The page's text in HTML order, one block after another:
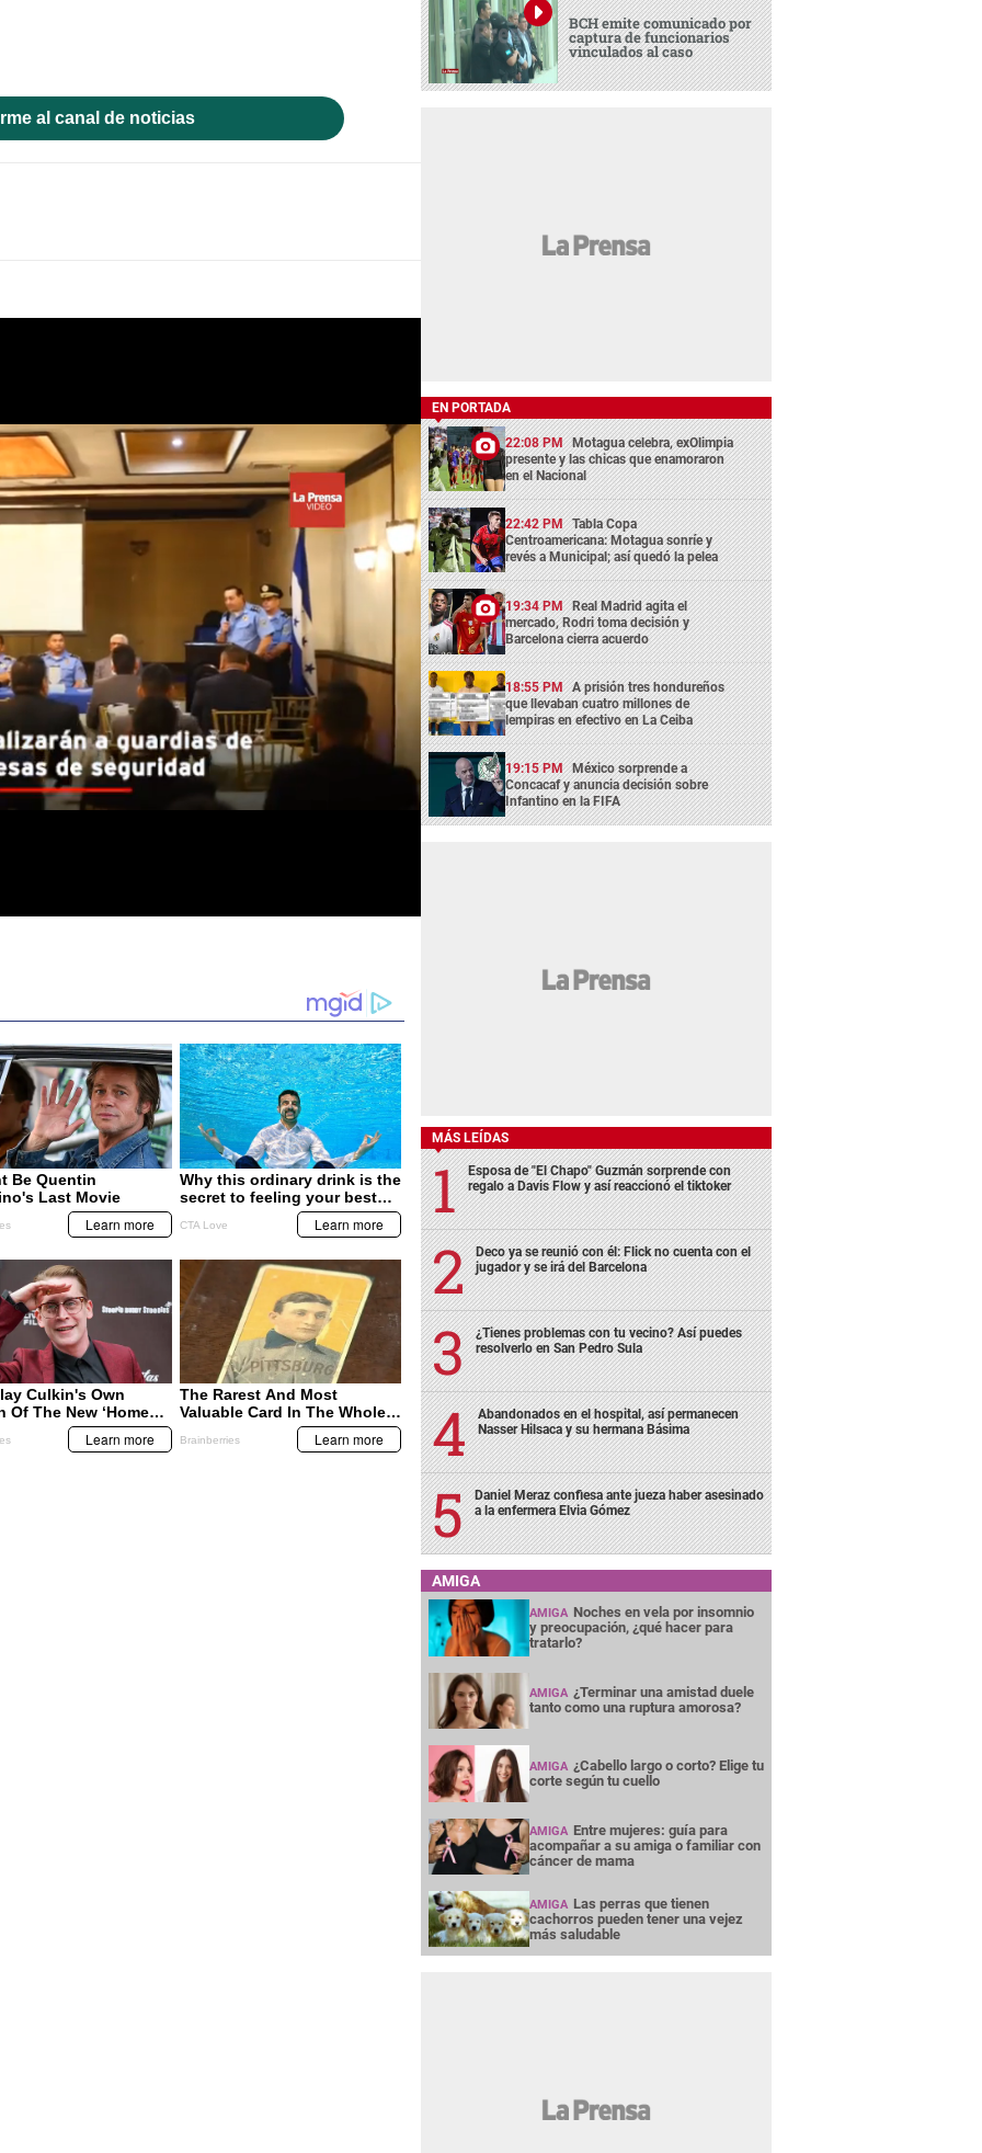
al canal de noticias
BCH emite comunicado por
captura de funcionarios
vinculados al caso
EN PORTADA
22:08 PM Motagua celebra, exOlimpia
presente y las chicas que enamoraron
en el Nacional
22:42 PM Tabla Copa
Centroamericana: Motagua sonríe y
revés a Municipal; así quedó la pelea
19:34 PM Real Madrid agita el
mercado, Rodri toma decisión y
Barcelona cierra acuerdo
18:55 PM A prisión tres hondureños
que llevaban cuatro millones de
lempiras en efectivo en La Ceiba
19:15 PM México sorprende a
Concacaf y anuncia decisión sobre
Infantino en la FIFA
MÁS LEÍDAS
Esposa de "El Chapo" Guzmán sorprende con
regalo a Davis Flow y así reaccionó el tiktoker
Deco ya se reunió con él: Flick no cuenta con el
jugador y se irá del Barcelona
¿Tienes problemas con tu vecino? Así puedes
resolverlo en San Pedro Sula
Abandonados en el hospital, así permanecen
Nasser Hilsaca y su hermana Básima
Daniel Meraz confiesa ante jueza haber asesinado
a la enfermera Elvia Gómez
AMIGA
AMIGA Noches en vela por insomnio
y preocupación, ¿qué hacer para
tratarlo?
AMIGA ¿Terminar una amistad duele
tanto como una ruptura amorosa?
AMIGA ¿Cabello largo o corto? Elige tu
corte según tu cuello
AMIGA Entre mujeres: guía para
acompañar a su amiga o familiar con
cáncer de mama
AMIGA Las perras que tienen
cachorros pueden tener una vejez
más saludable